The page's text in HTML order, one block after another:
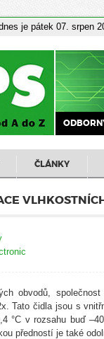
je pátek 07. srpen
ČLÁNKY
obvodů,
Tato čidla jsou s
°C v rozsahu buď
předností je také